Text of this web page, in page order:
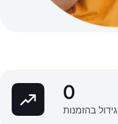
0
גידול בהזמנות